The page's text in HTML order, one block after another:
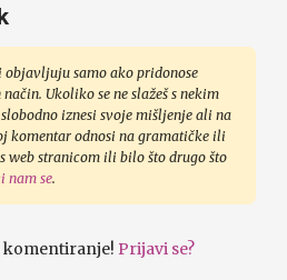
samo ako pridonose
Ukoliko se ne slažeš s nekim
iznesi svoje mišljenje ali na
komentar odnosi na gramatičke ili
web stranicom ili bilo što drugo što
nam se.
komentiranje! Prijavi se?